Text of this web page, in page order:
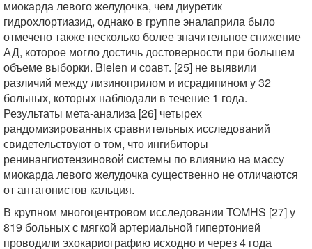
миокарда левого желудочка, чем диуретик
гидрохлортиазид, однако в группе эналаприла было
отмечено также несколько более значительное снижение
АД, которое могло достичь достоверности при большем
объеме выборки. Bielen и соавт. [25] не выявили
различий между лизиноприлом и исрадипином у 32
больных, которых наблюдали в течение 1 года.
Результаты мета-анализа [26] четырех
рандомизированных сравнительных исследований
свидетельствуют о том, что ингибиторы
ренинангиотензиновой системы по влиянию на массу
миокарда левого желудочка существенно не отличаются
от антагонистов кальция.
В крупном многоцентровом исследовании TOMHS [27] у
819 больных с мягкой артериальной гипертонией
проводили эхокариографию исходно и через 4 года